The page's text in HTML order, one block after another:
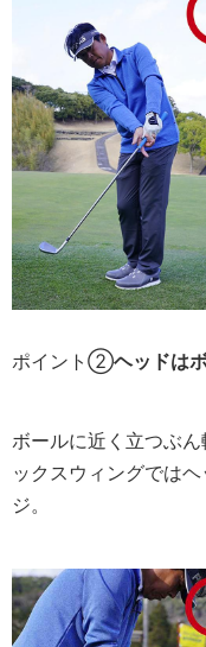
ポイント②ヘッドは
ボールに近く立つぶ
ックスウィングでは
ジ。